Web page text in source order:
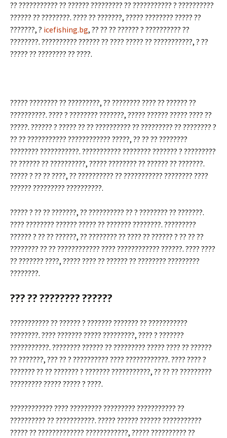
?? ??????????? ?? ?????? ????????? ?? ??????????? ? ??????????
?????? ?? ????????. ???? ?? ???????, ????? ???????? ????? ??
???????, ? icefishing.bg, ?? ?? ?? ?????? ? ?????????? ??
????????. ?????????? ?????? ?? ???? ????? ?? ???????????, ? ??
????? ?? ???????? ?? ????.
????? ???????? ?? ?????????, ?? ???????? ???? ?? ?????? ??
??????????. ???? ? ???????? ???????, ????? ?????? ????? ???? ??
?????. ?????? ? ????? ?? ?? ?????????? ?? ????????? ?? ???????? ?
?? ?? ??????????? ???????????? ?????, ?? ?? ?? ????????
???????? ???????????. ??????????? ???????? ??????? ? ?????????
?? ?????? ?? ??????????, ????? ???????? ?? ?????? ?? ???????.
????? ? ?? ?? ????, ?? ?????????? ?? ??????????? ???????? ????
?????? ????????? ??????????.
????? ? ?? ?? ???????, ?? ?????????? ?? ? ???????? ?? ???????.
???? ???????? ?????? ????? ?? ??????? ????????. ?????????
?????? ? ?? ?? ??????, ?? ???????? ?? ???? ?? ?????? ? ?? ?? ??
???????? ?? ?? ???????????? ???? ???????????? ??????. ???? ????
?? ??????? ????, ????? ???? ?? ?????? ?? ???????? ?????????
????????.
??? ?? ???????? ??????
??????????? ?? ?????? ? ??????? ??????? ?? ???????????
????????. ???? ??????? ????? ?????????, ???? ? ???????
???????????. ???????? ?????? ?? ????????? ????? ???? ?? ??????
?? ???????, ??? ?? ? ?????????? ???? ????????????. ???? ???? ?
??????? ?? ?? ??????? ? ??????? ???????????, ?? ?? ?? ?????????
????????? ????? ????? ? ????.
???????????? ???? ????????? ????????? ??????????? ??
?????????? ?? ???????????. ????? ?????? ?????? ???????????
????? ?? ????????????? ????????????, ????? ?????????? ??